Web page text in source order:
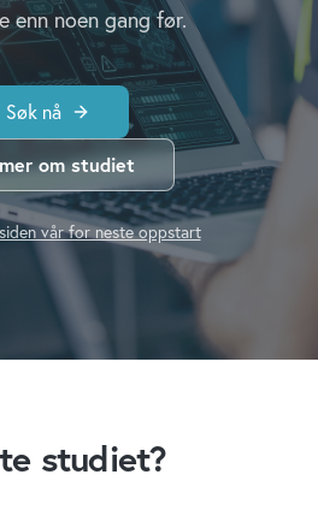
enn noen gang før.
Søk nå
om studiet
vår for neste oppstart
studiet?